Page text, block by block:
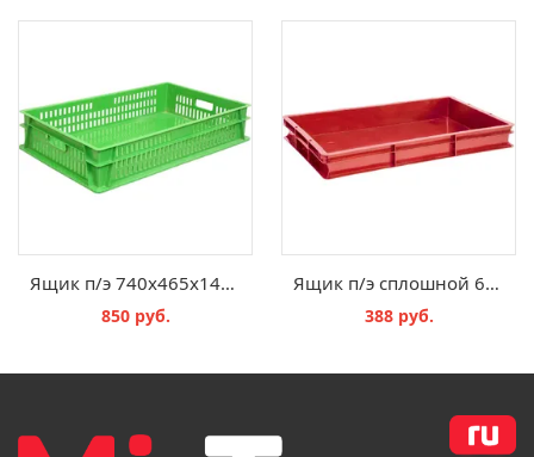
Ящик п/э 740х465х145 дно сплошное, стенки перфорированные цв. зеленый
850 руб.
Ящик п/э сплошной 600x400x75 синий
388 руб.